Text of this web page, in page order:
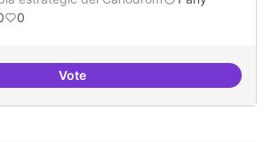
0
Vote10 projectes consolidats